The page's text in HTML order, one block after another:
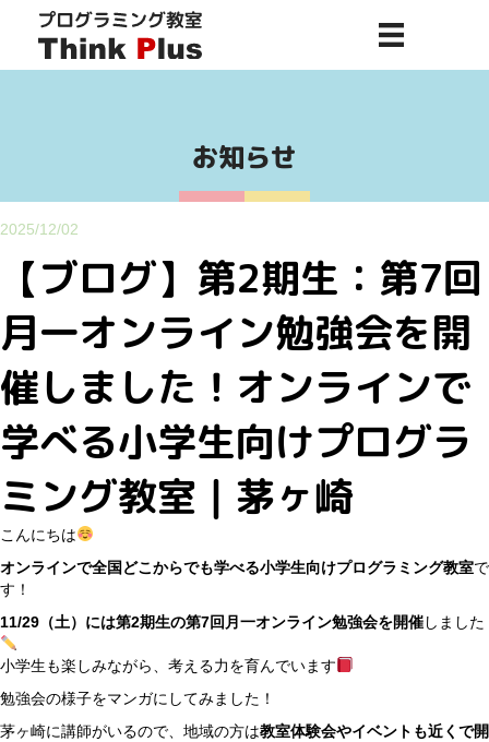
お知らせ
2025/12/02
【ブログ】第2期生：第7回
月一オンライン勉強会を開
催しました！オンラインで
学べる小学生向けプログラ
ミング教室｜茅ヶ崎
こんにちは
オンラインで全国どこからでも学べる小学生向けプログラミング教室で
す！
11/29（土）には第2期生の第7回月一オンライン勉強会を開催しました
小学生も楽しみながら、考える力を育んでいます
勉強会の様子をマンガにしてみました！
茅ヶ崎に講師がいるので、地域の方は教室体験会やイベントも近くで開